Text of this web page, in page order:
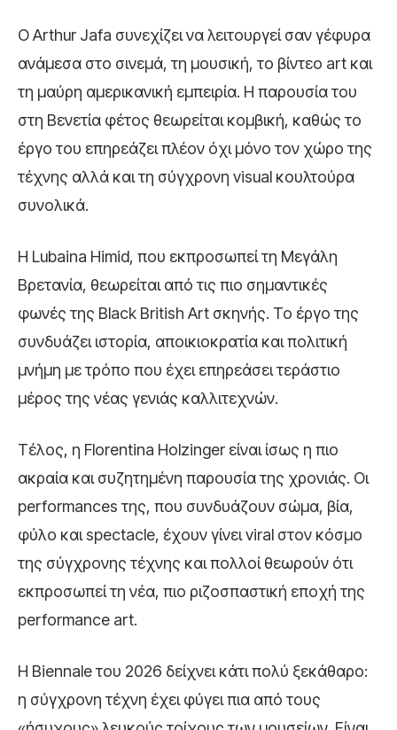
ΟArthur Jafa συνεχίζει να λειτουργεί σαν γέφυρα
ανάμεσα στο σινεμά, τη μουσική, το βίντεο art και
τη μαύρη αμερικανική εμπειρία. Η παρουσία του
στη Βενετία φέτος θεωρείται κομβική, καθώς το
έργο του επηρεάζει πλέον όχι μόνο τον χώρο της
τέχνης αλλά και τη σύγχρονη visual κουλτούρα
συνολικά.
Η Lubaina Himid, που εκπροσωπεί τη Μεγάλη
Βρετανία, θεωρείται από τις πιο σημαντικές
φωνές της Black British Art σκηνής. Το έργο της
συνδυάζει ιστορία, αποικιοκρατία και πολιτική
μνήμη με τρόπο που έχει επηρεάσει τεράστιο
μέρος της νέας γενιάς καλλιτεχνών.
Τέλος, η Florentina Holzinger είναι ίσως η πιο
ακραία και συζητημένη παρουσία της χρονιάς. Οι
performances της, που συνδυάζουν σώμα, βία,
φύλο και spectacle, έχουν γίνει viral στον κόσμο
της σύγχρονης τέχνης και πολλοί θεωρούν ότι
εκπροσωπεί τη νέα, πιο ριζοσπαστική εποχή της
performance art.
Η Biennale του 2026 δείχνει κάτι πολύ ξεκάθαρο:
η σύγχρονη τέχνη έχει φύγει πια από τους